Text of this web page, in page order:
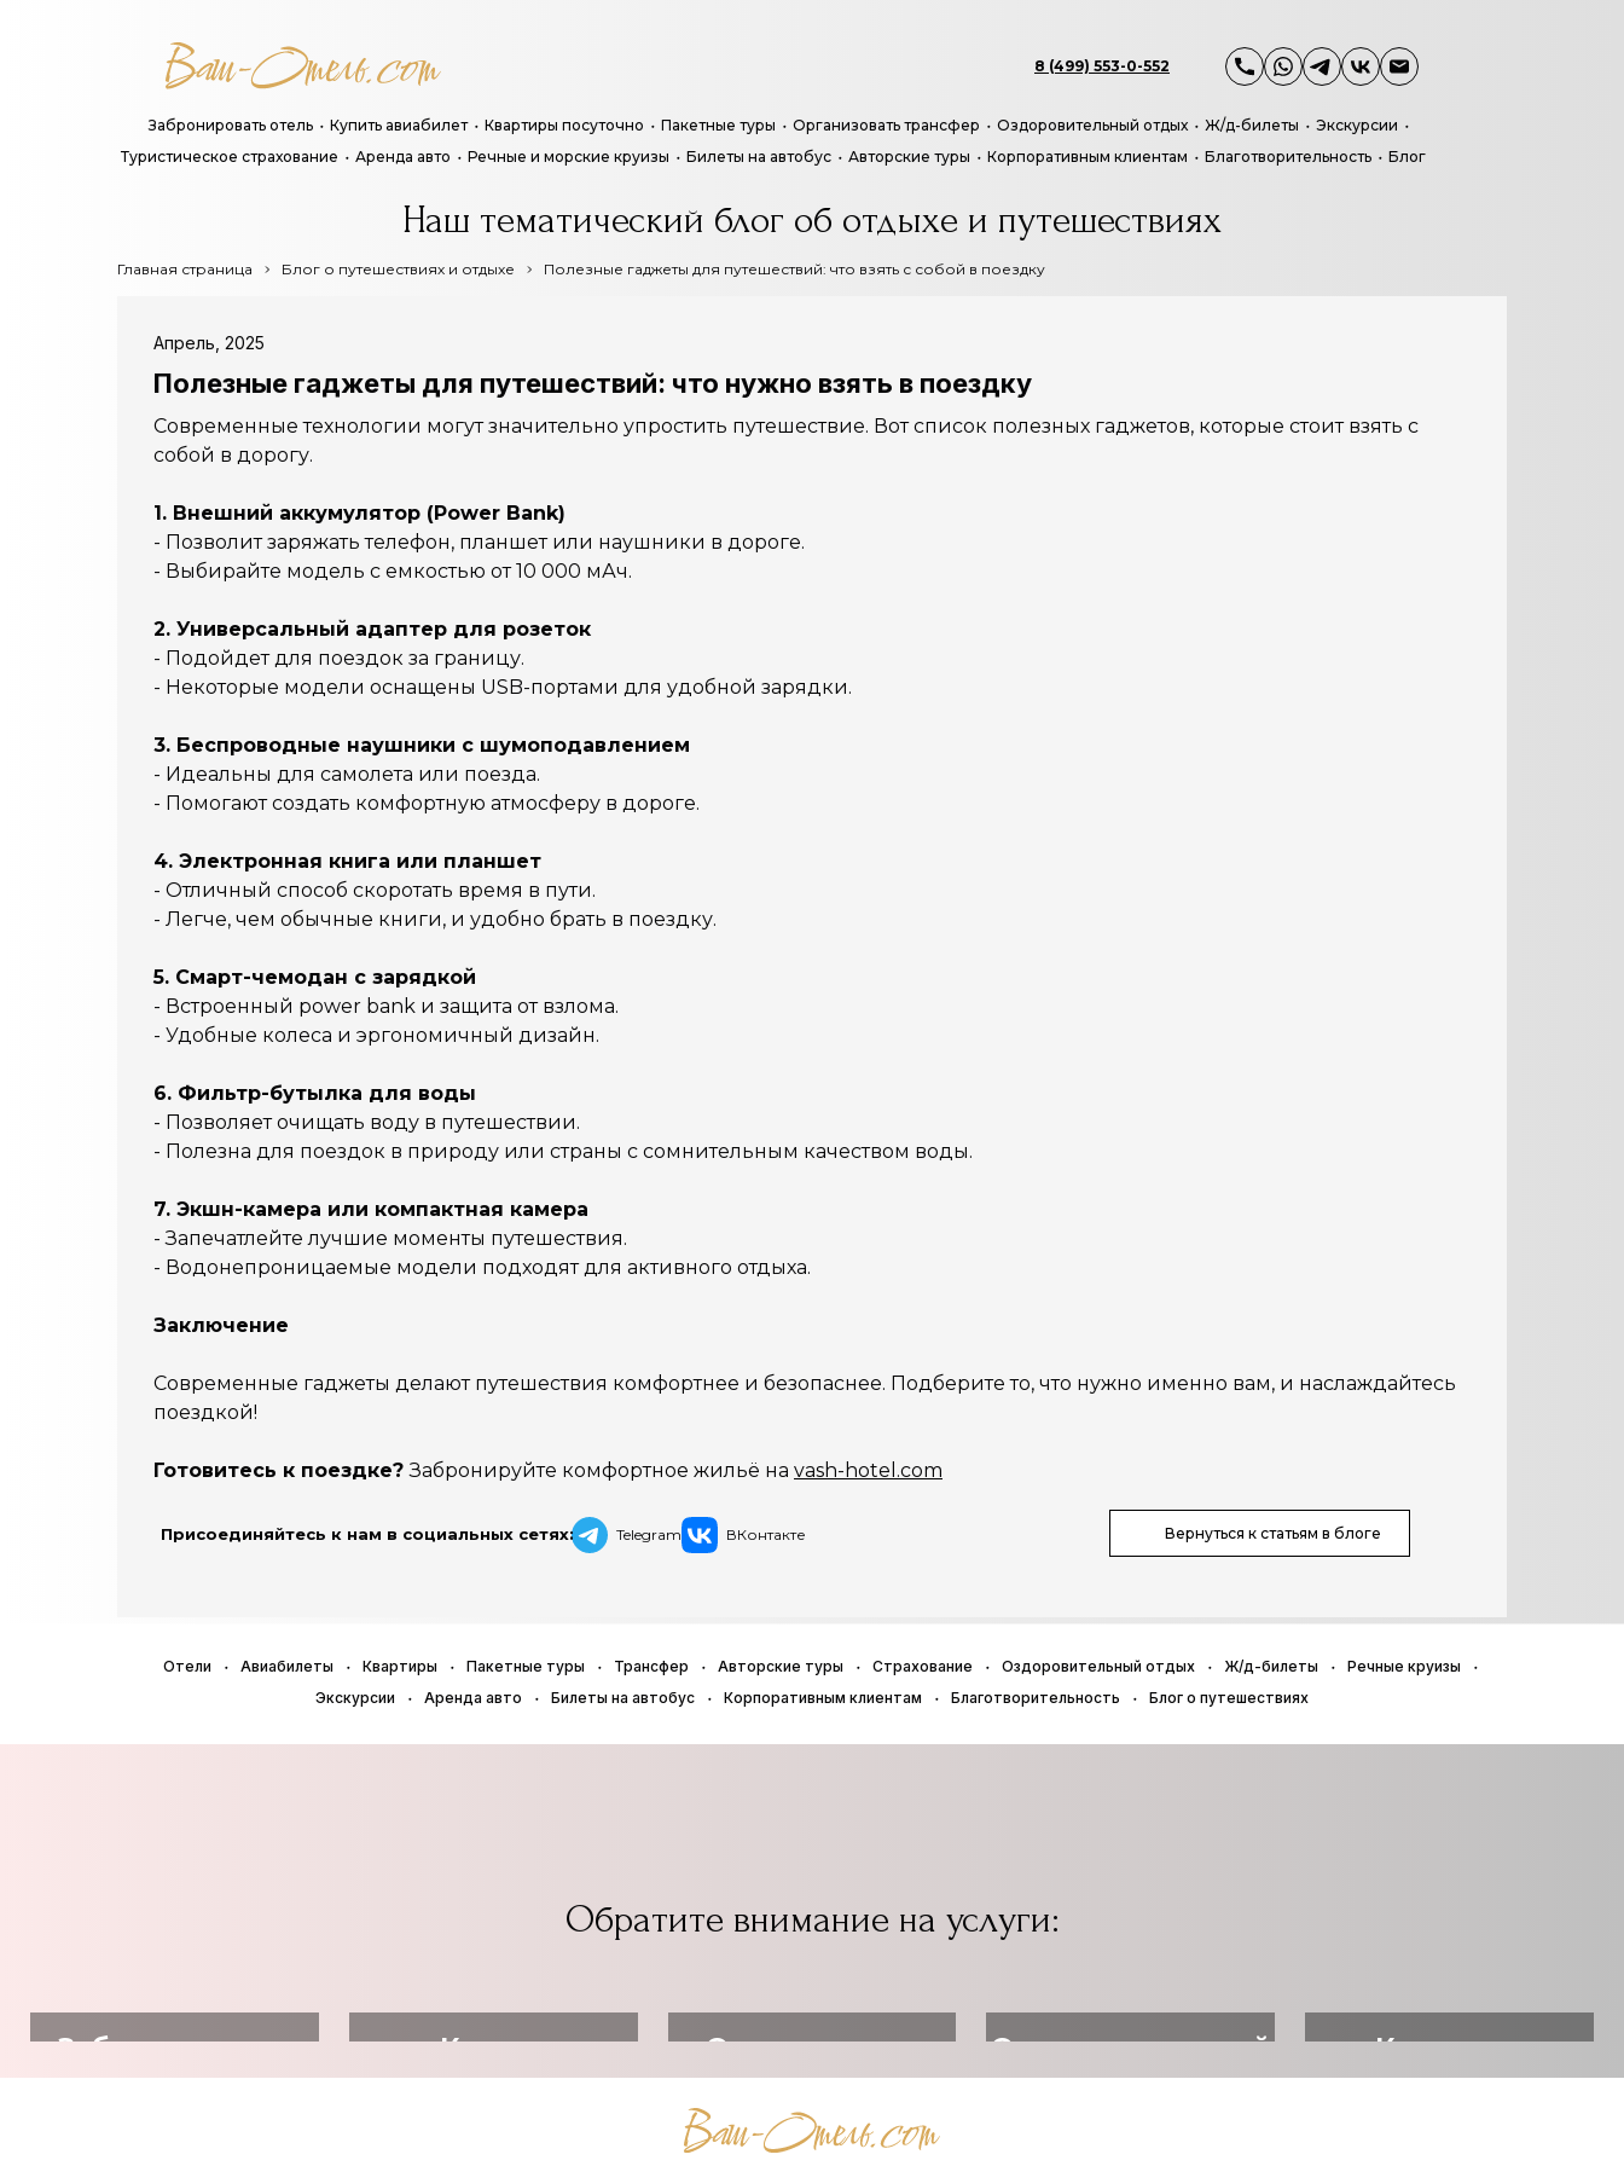
8 (499) 553-0-552
Забронировать отель Купить авиабилет Квартиры посуточно Пакетные туры Организовать трансфер Оздоровительный отдых Ж/д-билеты
Экскурсии
Туристическое страхование
Аренда авто Речные и морские круизы Билеты на автобус Авторские туры Корпоративным клиентам Благотворительность Блог
Наш тематический блог об отдыхе и путешествиях
Апрель, 2025
Присоединяйтесь к нам в социальных сетях: Telegram ВКонтакте
Полезные гаджеты для путешествий: что нужно взять в поездку
Современные технологии могут значительно упростить путешествие. Вот список полезных гаджетов, которые стоит взять с
собой в дорогу.
1. Внешний аккумулятор (Power Bank)
- Позволит заряжать телефон, планшет или наушники в дороге.
- Выбирайте модель с емкостью от 10 000 мАч.
2. Универсальный адаптер для розеток
- Подойдет для поездок за границу.
- Некоторые модели оснащены USB-портами для удобной зарядки.
3. Беспроводные наушники с шумоподавлением
- Идеальны для самолета или поезда.
- Помогают создать комфортную атмосферу в дороге.
4. Электронная книга или планшет
- Отличный способ скоротать время в пути.
- Легче, чем обычные книги, и удобно брать в поездку.
5. Смарт-чемодан с зарядкой
- Встроенный power bank и защита от взлома.
- Удобные колеса и эргономичный дизайн.
6. Фильтр-бутылка для воды
- Позволяет очищать воду в путешествии.
- Полезна для поездок в природу или страны с сомнительным качеством воды.
7. Экшн-камера или компактная камера
- Запечатлейте лучшие моменты путешествия.
- Водонепроницаемые модели подходят для активного отдыха.
Заключение
Современные гаджеты делают путешествия комфортнее и безопаснее. Подберите то, что нужно именно вам, и наслаждайтесь
поездкой!
Готовитесь к поездке?Забронируйте комфортное жильё на vash-hotel.com
Вернуться к статьям в блоге
Главная страница Блог о путешествиях и отдыхе Полезные гаджеты для путешествий: что взять с собой в поездку
Отели Авиабилеты Квартиры Пакетные туры Трансфер Авторские туры Страхование Оздоровительный отдых Ж/д-билеты
Речные круизы
Экскурсии
Аренда авто Билеты на автобус Корпоративным клиентам Благотворительность Блог о путешествиях
Обратите внимание на услуги:
Забронировать
отель
Купить
авиабилет
Организовать
трансфер
Оздоровительный
отдых
Квартиры
посуточно